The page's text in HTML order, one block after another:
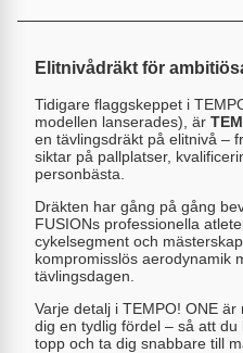
Elitnivådräkt för
Tidigare flaggskeppet i
modellen lanserades), är
en tävlingsdräkt på elitnivå –
siktar på pallplatser,
personbästa.
Dräkten har gång på gång
FUSIONs professionella
cykelsegment och
kompromisslös aerodynamik
tävlingsdagen.
Varje detalj i TEMPO! ONE
dig en tydlig fördel – så att
topp och ta dig snabbare till